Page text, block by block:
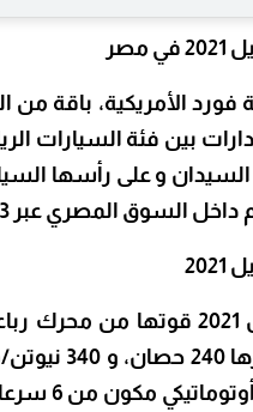
فورد الأمريكية، باقة
بين فئة السيارات
و على رأسها
سي سي، يستطيع
السرعة إلى